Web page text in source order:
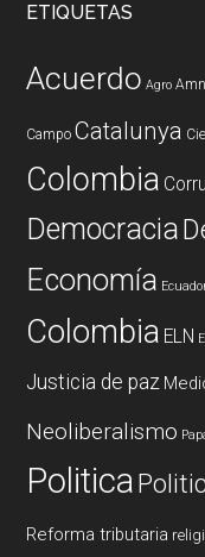
ETIQUETAS
Acuerdo Agro
Campo Catalunya
Colombia
Democracia
Economía
Colombia ELN
Justicia de paz
Neoliberalismo
Politica
Reforma tributaria